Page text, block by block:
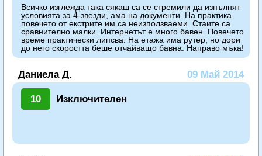
Всичко изглежда така сякаш са се стремили да изпълнят
условията за 4-звезди, ама на документи. На практика
повечето от екстрите им са неизползваеми. Стаите са
сравнително малки. Интернетът е много бавен. Повечето
време практически липсва. На етажа има рутер, но дори
до него скоростта беше отчайващо бавна. Направо мъка!
Даниела Д. 09 Май 2014
10 Изключителен